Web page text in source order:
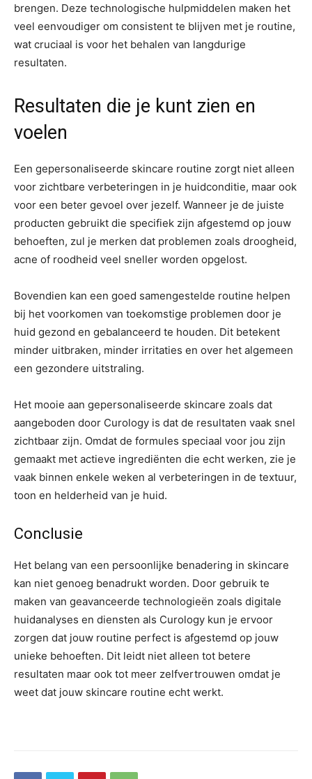
brengen. Deze technologische hulpmiddelen maken het
veel eenvoudiger om consistent te blijven met je routine,
wat cruciaal is voor het behalen van langdurige
resultaten.
Resultaten die je kunt zien en
voelen
Een gepersonaliseerde skincare routine zorgt niet alleen
voor zichtbare verbeteringen in je huidconditie, maar ook
voor een beter gevoel over jezelf. Wanneer je de juiste
producten gebruikt die specifiek zijn afgestemd op jouw
behoeften, zul je merken dat problemen zoals droogheid,
acne of roodheid veel sneller worden opgelost.
Bovendien kan een goed samengestelde routine helpen
bij het voorkomen van toekomstige problemen door je
huid gezond en gebalanceerd te houden. Dit betekent
minder uitbraken, minder irritaties en over het algemeen
een gezondere uitstraling.
Het mooie aan gepersonaliseerde skincare zoals dat
aangeboden door Curology is dat de resultaten vaak snel
zichtbaar zijn. Omdat de formules speciaal voor jou zijn
gemaakt met actieve ingrediënten die echt werken, zie je
vaak binnen enkele weken al verbeteringen in de textuur,
toon en helderheid van je huid.
Conclusie
Het belang van een persoonlijke benadering in skincare
kan niet genoeg benadrukt worden. Door gebruik te
maken van geavanceerde technologieën zoals digitale
huidanalyses en diensten als Curology kun je ervoor
zorgen dat jouw routine perfect is afgestemd op jouw
unieke behoeften. Dit leidt niet alleen tot betere
resultaten maar ook tot meer zelfvertrouwen omdat je
weet dat jouw skincare routine echt werkt.